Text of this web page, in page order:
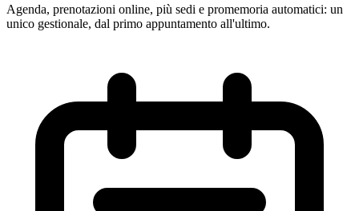
Agenda, prenotazioni online, più sedi e promemoria automatici: un
unico gestionale, dal primo appuntamento all'ultimo.